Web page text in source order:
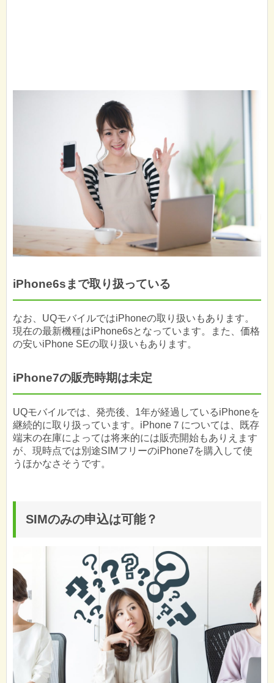
iPhone6sまで取り扱っている
なお、UQモバイルではiPhoneの取り扱いもあります。
現在の最新機種はiPhone6sとなっています。また、価格
の安いiPhone SEの取り扱いもあります。
iPhone7の販売時期は未定
UQモバイルでは、発売後、1年が経過しているiPhoneを
継続的に取り扱っています。iPhone７については、既存
端末の在庫によっては将来的には販売開始もありえます
が、現時点では別途SIMフリーのiPhone7を購入して使
うほかなさそうです。
SIMのみの申込は可能？